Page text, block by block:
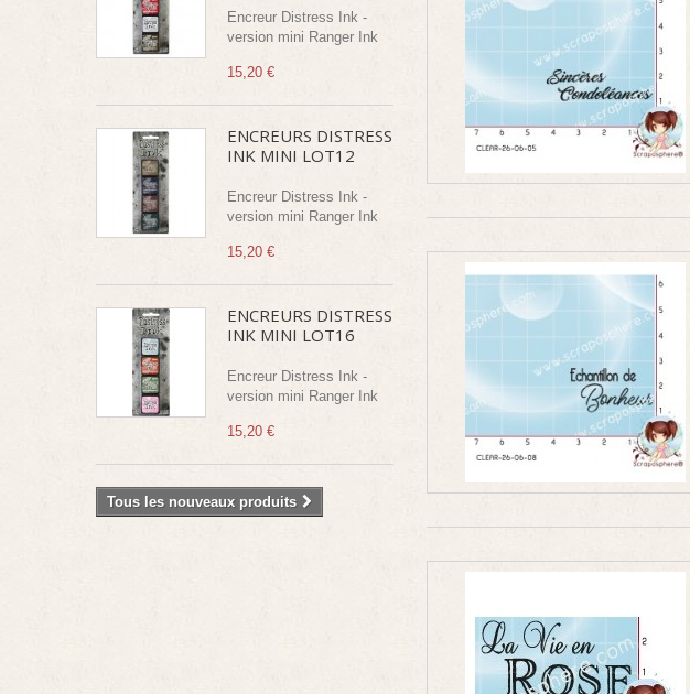
Encreur Distress Ink -
version mini Ranger Ink
15,20 €
ENCREURS DISTRESS
INK MINI LOT12
Encreur Distress Ink -
version mini Ranger Ink
15,20 €
ENCREURS DISTRESS
INK MINI LOT16
Encreur Distress Ink -
version mini Ranger Ink
15,20 €
Tous les nouveaux produits